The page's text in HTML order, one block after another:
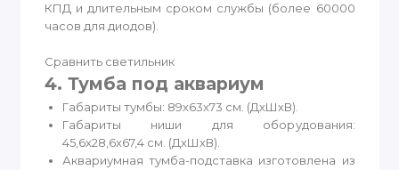
КПД и длительным сроком службы (более 60000
часов для диодов).
Сравнить светильник
4. Тумба под аквариум
Габариты тумбы: 89x63x73 см. (ДхШхВ).
Габариты ниши для оборудования:
45,6x28,6x67,4 см. (ДхШхВ).
Аквариумная тумба-подставка изготовлена из